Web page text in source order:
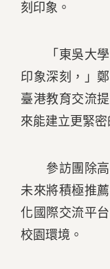
刻印象。
「東吳大學
印象深刻，」
臺港教育交流
來能建立更緊密
參訪團除高
未來將積極推
化國際交流平
校園環境。